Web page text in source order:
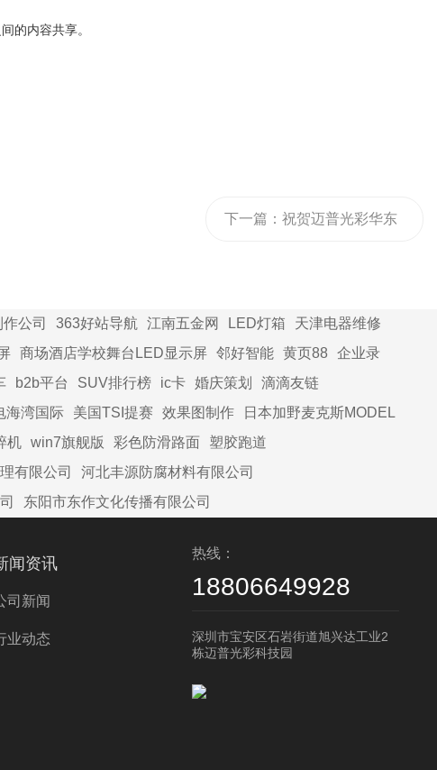
的内容共享。
下一篇： 祝贺迈普光彩华东
公司 363好站导航 江南五金网 LED灯箱
天津电器维修
商场酒店学校舞台LED显示屏 邻好智能 黄页88 企业录
b2b平台 SUV排行榜 ic卡 婚庆策划
滴滴友链
海湾国际 美国TSI提赛 效果图制作
日本加野麦克斯MODEL
机 win7旗舰版 彩色防滑路面
塑胶跑道
有限公司
河北丰源防腐材料有限公司
东阳市东作文化传播有限公司
闻资讯
司新闻
业动态
热线：
18806649928
深圳市宝安区石岩街道旭兴达工业2
栋迈普光彩科技园